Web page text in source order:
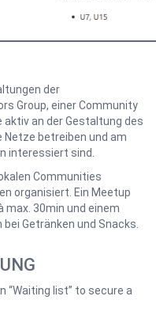
der
Group, einer Community
an der Gestaltung des
Netze betreiben und am
interessiert sind.
Communities
organisiert. Ein Meetup
max. 30min und einem
Getränken und Snacks.
“Waiting list” to secure a